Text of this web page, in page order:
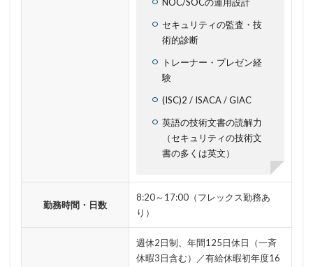
資格
重要
量子コンピューター セキュリティ
量子耐性暗号
金融庁
金融機関
長野日報 開封
開発
閲覧
防犯 障害 電子マネー
電話番号
セキュリティの監査・技
術的診断
トレーナー・プレゼン経
験
(ISC)2 / ISACA / GIAC
英語の技術文書の読解力
（セキュリティの技術文
書の多くは英文）
勤務時間・日数
8:20～17:00（フレックス勤務あ
り）
週休2日制、年間125日休日（一斉
休暇3日含む）／有給休暇初年度16